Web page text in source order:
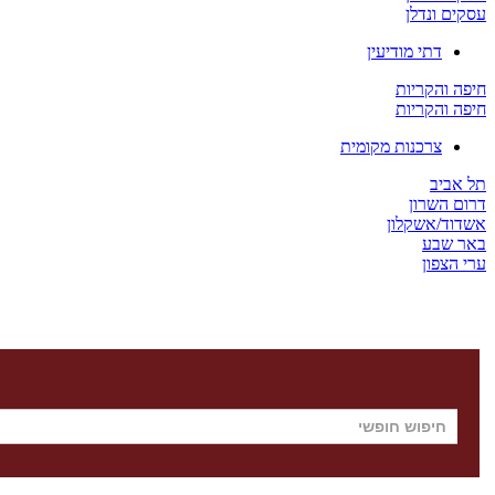
עסקים ונדלן
דתי מודיעין
חיפה והקריות
חיפה והקריות
צרכנות מקומית
תל אביב
דרום השרון
אשדוד/אשקלון
באר שבע
ערי הצפון